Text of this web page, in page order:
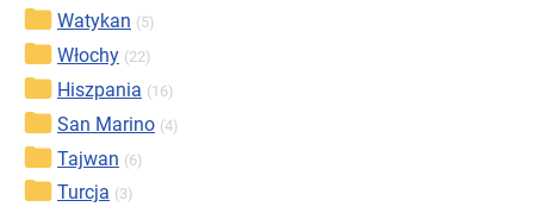
Watykan (5)
Włochy (22)
Hiszpania (16)
San Marino (4)
Tajwan (6)
Turcja (3)